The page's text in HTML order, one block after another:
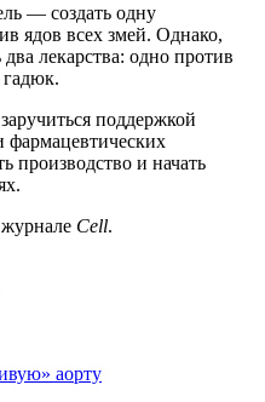
— создать одну
ядов всех змей. Однако,
лекарства: одно против
поддержкой
фармацевтических
производство и начать
Cell.
аорту